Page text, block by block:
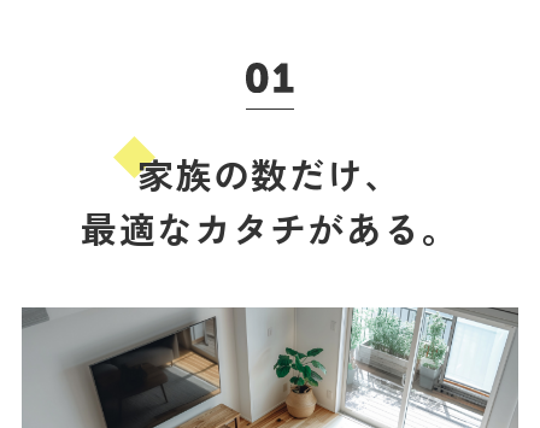
家族の数だけ、
最適なカタチがある。